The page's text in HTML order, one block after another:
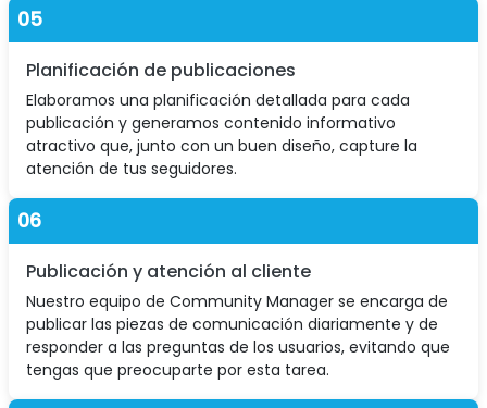
05
Planificación de publicaciones
Elaboramos una planificación detallada para cada
publicación y generamos contenido informativo
atractivo que, junto con un buen diseño, capture la
atención de tus seguidores.
06
Publicación y atención al cliente
Nuestro equipo de Community Manager se encarga de
publicar las piezas de comunicación diariamente y de
responder a las preguntas de los usuarios, evitando que
tengas que preocuparte por esta tarea.